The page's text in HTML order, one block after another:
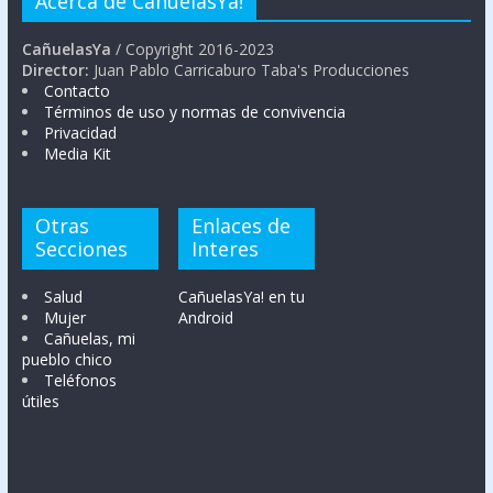
CañuelasYa / Copyright 2016-2023
Director: Juan Pablo Carricaburo Taba's Producciones
Contacto
Términos de uso y normas de convivencia
Privacidad
Media Kit
Otras
Secciones
Salud
Mujer
Cañuelas, mi
pueblo chico
Teléfonos
útiles
Enlaces de
Interes
CañuelasYa! en tu
Android